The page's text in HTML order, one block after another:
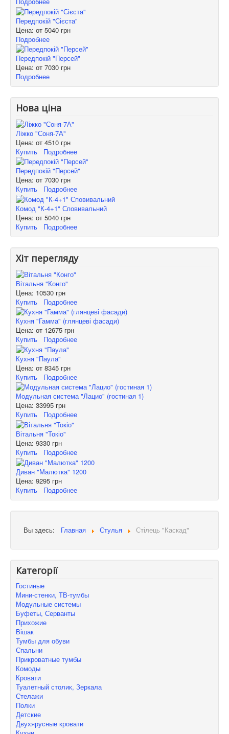
Передпокій "Сієста"
Цена: от 5040 грн
Подробнее
Передпокій "Персей"
Цена: от 7030 грн
Подробнее
Нова ціна
Ліжко "Соня-7А"
Цена: от 4510 грн
Купить
Подробнее
Передпокій "Персей"
Цена: от 7030 грн
Купить
Подробнее
Комод "К-4+1" Сповивальний
Цена: от 5040 грн
Купить
Подробнее
Хіт перегляду
Вітальня "Конго"
Цена: 10530 грн
Купить
Подробнее
Кухня "Гамма" (глянцеві фасади)
Цена: от 12675 грн
Купить
Подробнее
Кухня "Паула"
Цена: от 8345 грн
Купить
Подробнее
Модульная система "Лацио" (гостиная 1)
Цена: 33995 грн
Купить
Подробнее
Вітальня "Токіо"
Цена: 9330 грн
Купить
Подробнее
Диван "Малютка" 1200
Цена: 9295 грн
Купить
Подробнее
Вы здесь: Главная Стулья Стілець "Каскад"
Категорії
Гостиные
Мини-стенки, ТВ-тумбы
Модульные системы
Буфеты, Серванты
Прихожие
Вішак
Тумбы для обуви
Спальни
Прикроватные тумбы
Комоды
Кровати
Туалетный столик, Зеркала
Стелажи
Полки
Детские
Двухярусные кровати